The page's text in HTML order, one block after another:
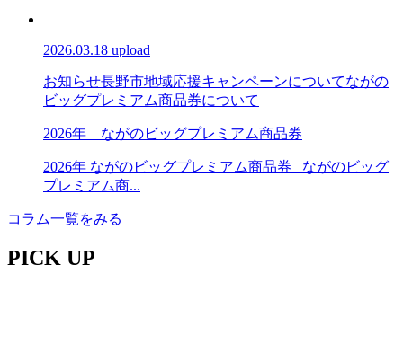
2026.03.18 upload
お知らせ長野市地域応援キャンペーンについてながの
ビッグプレミアム商品券について
2026年 ながのビッグプレミアム商品券
2026年 ながのビッグプレミアム商品券 ながのビッグ
プレミアム商...
コラム一覧をみる
PICK UP